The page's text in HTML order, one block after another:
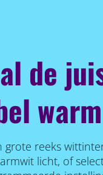
de
grote reeks
licht, of